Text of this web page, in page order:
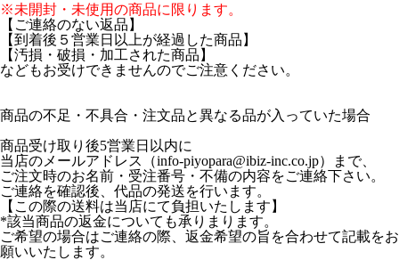
※未開封・未使用の商品に限ります。
【ご連絡のない返品】
【到着後５営業日以上が経過した商品】
【汚損・破損・加工された商品】
などもお受けできませんのでご注意ください。
商品の不足・不具合・注文品と異なる品が入っていた場合
商品受け取り後5営業日以内に
当店のメールアドレス（info-piyopara@ibiz-inc.co.jp）まで、
ご注文時のお名前・受注番号・不備の内容をご連絡下さい。
ご連絡を確認後、代品の発送を行います。
【この際の送料は当店にて負担いたします】
*該当商品の返金についても承りまります。
ご希望の場合はご連絡の際、返金希望の旨を合わせて記載をお
願いいたします。